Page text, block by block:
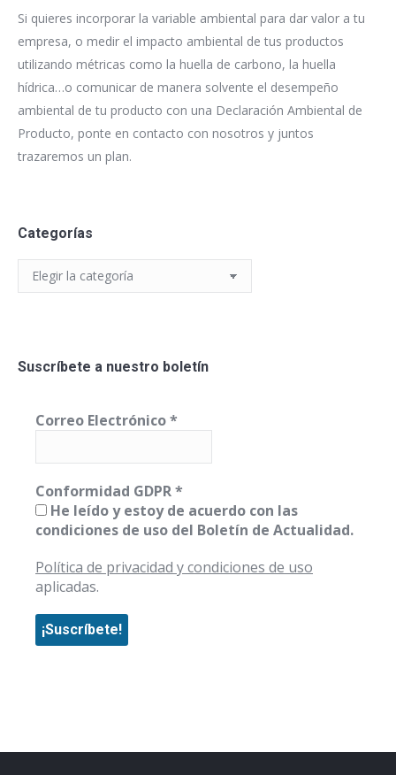
Si quieres incorporar la variable ambiental para dar valor a tu
empresa, o medir el impacto ambiental de tus productos
utilizando métricas como la huella de carbono, la huella
hídrica…o comunicar de manera solvente el desempeño
ambiental de tu producto con una Declaración Ambiental de
Producto, ponte en contacto con nosotros y juntos
trazaremos un plan.
Categorías
Categorías
Suscríbete a nuestro boletín
Correo Electrónico*
Conformidad GDPR*
He leído y estoy de acuerdo con las
condiciones de uso del Boletín de Actualidad.
Política de privacidad y condiciones de uso
aplicadas.